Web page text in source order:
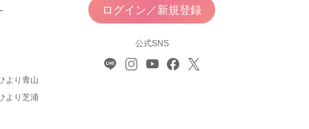
より青山
より芝浦
ログイン／新規登録
公式SNS